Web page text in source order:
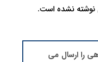
نشده است.
را ارسال می